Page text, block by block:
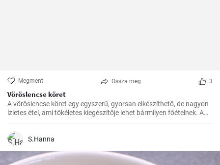
Megment Ossza meg 3
Vöröslencse köret
A vöröslencse köret egy egyszerű, gyorsan elkészíthető, de nagyon
ízletes étel, ami tökéletes kiegészítője lehet bármilyen főételnek. A
lencse nagyon egészséges, remek fehérje- és rostforrás, így jól illik a
S.Hanna